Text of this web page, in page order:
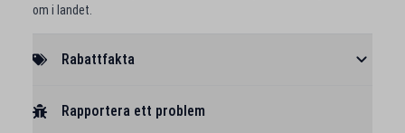
om i landet.
Rabattfakta
Rapportera ett problem